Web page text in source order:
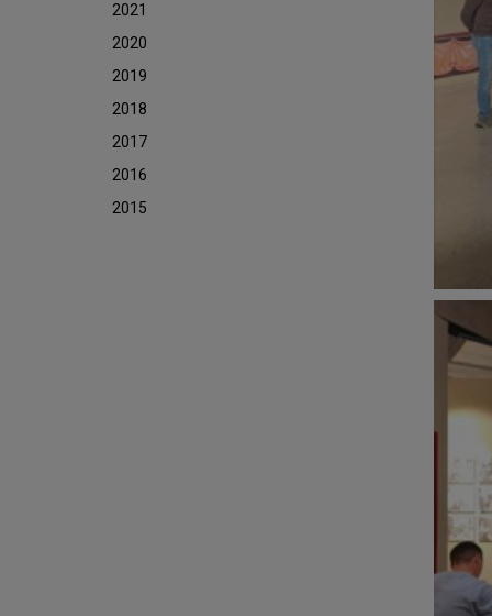
2021
2020
2019
2018
2017
2016
2015